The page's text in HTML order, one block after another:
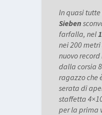
In quasi
Sieben
farfalla, nel
nei 200
nuovo
dalla corsia
ragazzo che
serata di
staffetta
per la prima